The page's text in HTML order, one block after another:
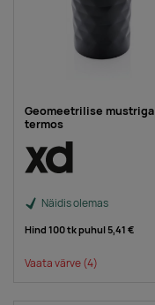
Geomeetrilise mustriga
termos
Näidis olemas
Hind 100 tk puhul5,41 €
Vaata värve(4)